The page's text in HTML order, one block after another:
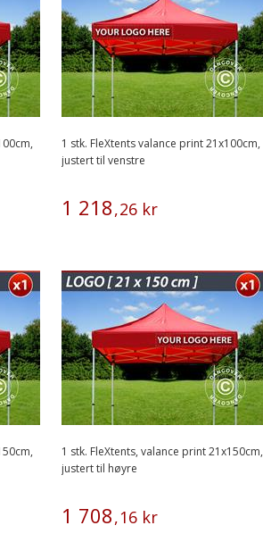
1 stk. FleXtents valance print 21x100cm,
justert til venstre
1 218,26 kr
1 stk. FleXtents, valance print 21x150cm,
justert til høyre
1 708,16 kr